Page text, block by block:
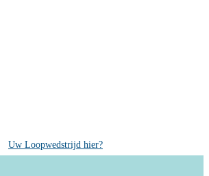
Uw Loopwedstrijd hier?